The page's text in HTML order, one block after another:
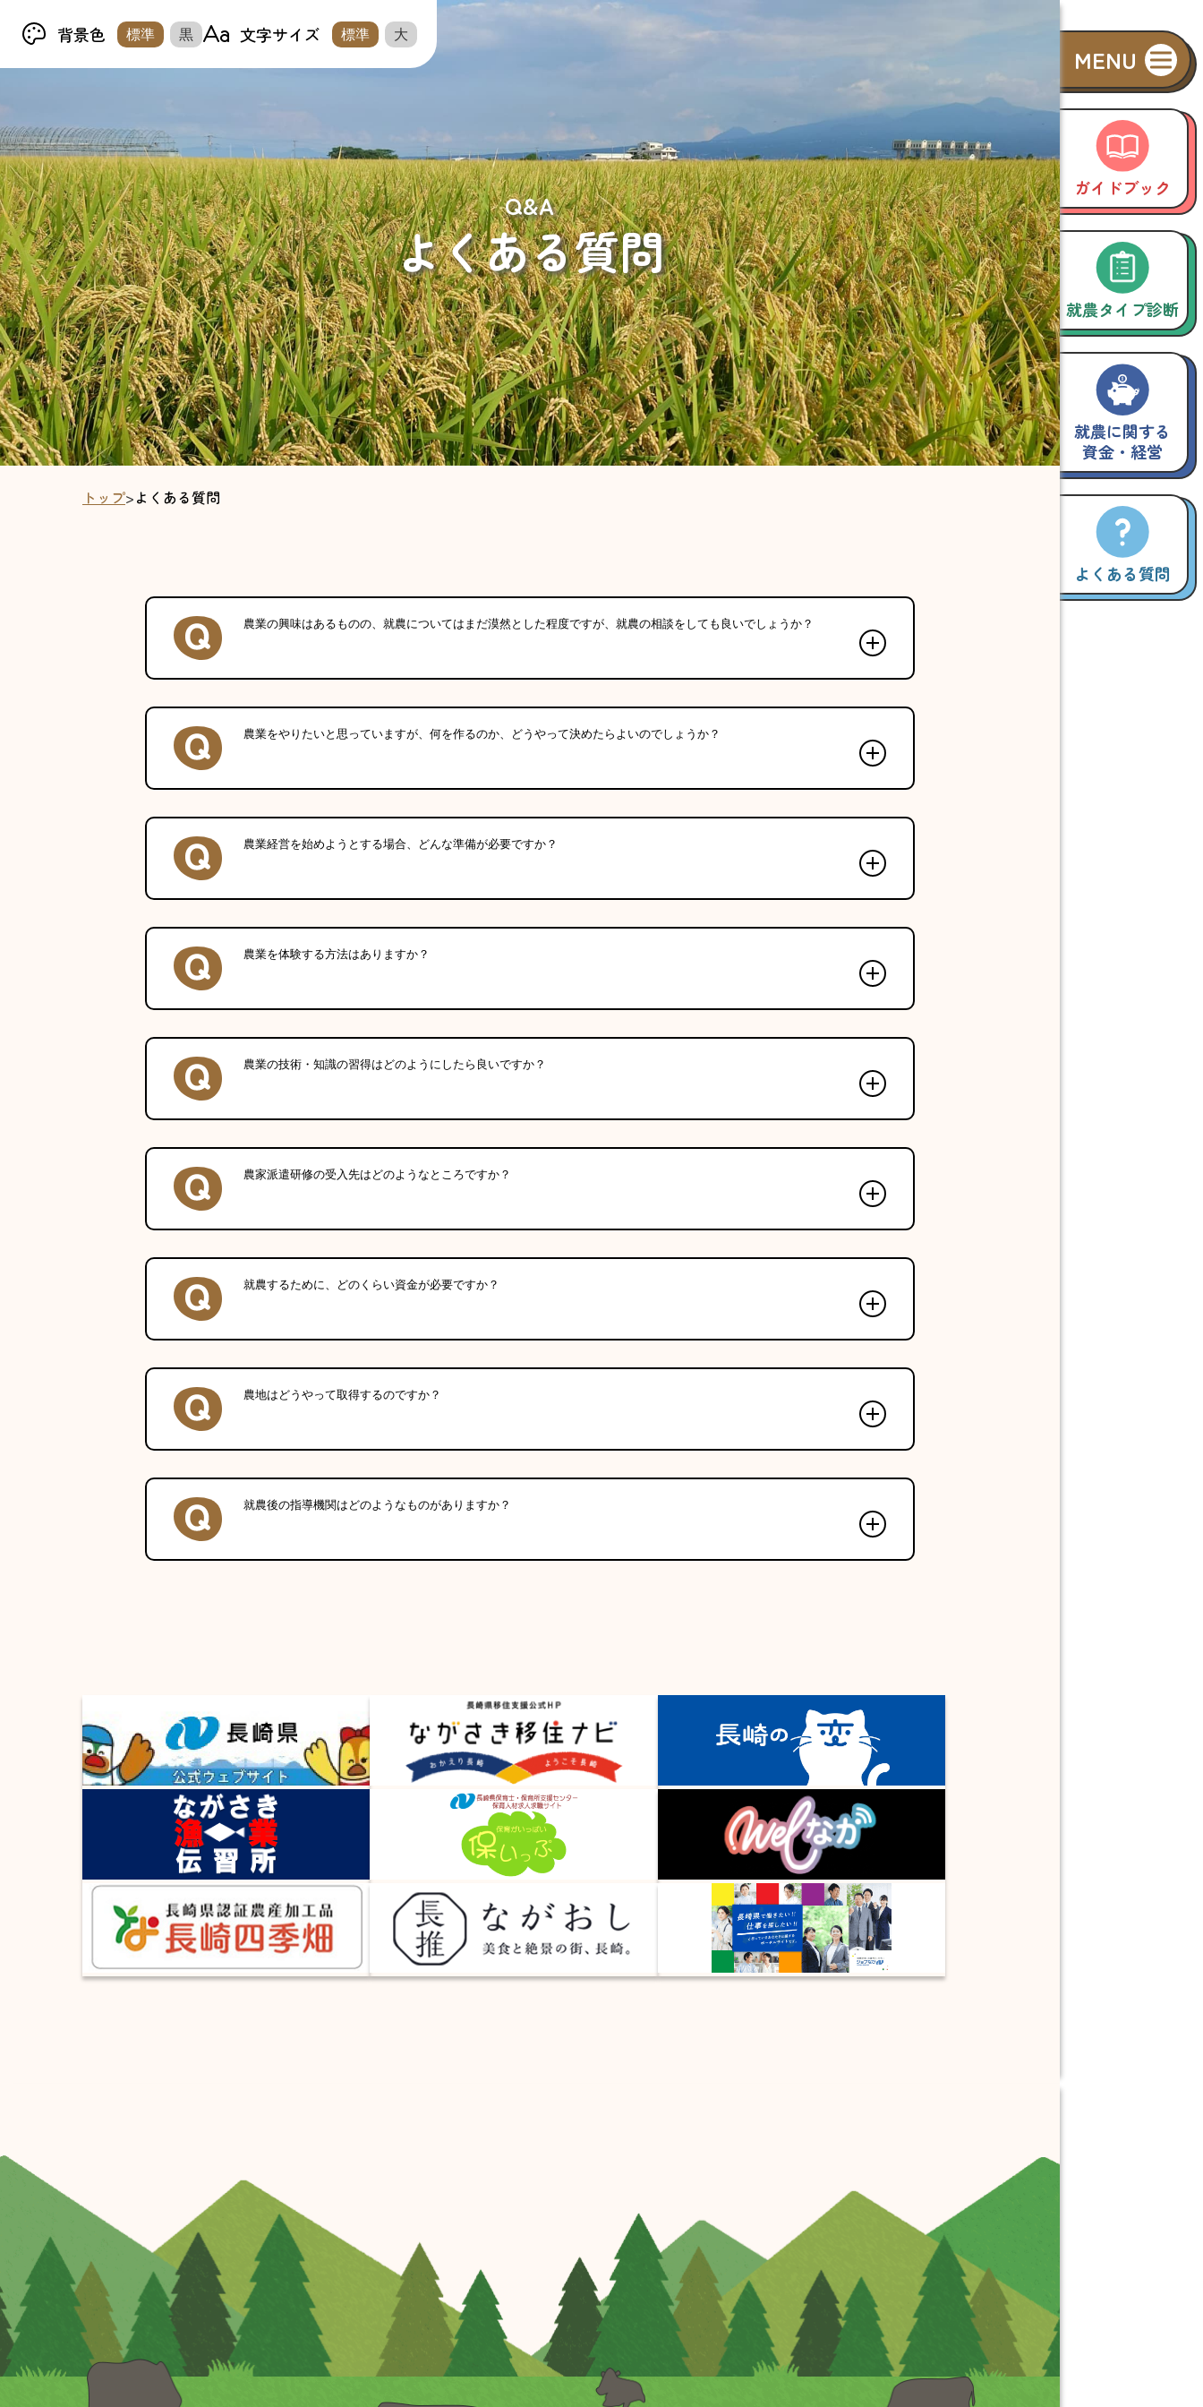
背景色 標準 黒 文字サイズ 標準 大
Q&A
よくある質問
トップ>よくある質問
農業の興味はあるものの、就農についてはまだ漠然とした程度ですが、就農の相談をしても良いでしょうか？
農業をやりたいと思っていますが、何を作るのか、どうやって決めたらよいのでしょうか？
農業経営を始めようとする場合、どんな準備が必要ですか？
農業を体験する方法はありますか？
農業の技術・知識の習得はどのようにしたら良いですか？
農家派遣研修の受入先はどのようなところですか？
就農するために、どのくらい資金が必要ですか？
農地はどうやって取得するのですか？
就農後の指導機関はどのようなものがありますか？
ガイドブック
就農タイプ診断
就農に関する
資金・経営
よくある質問